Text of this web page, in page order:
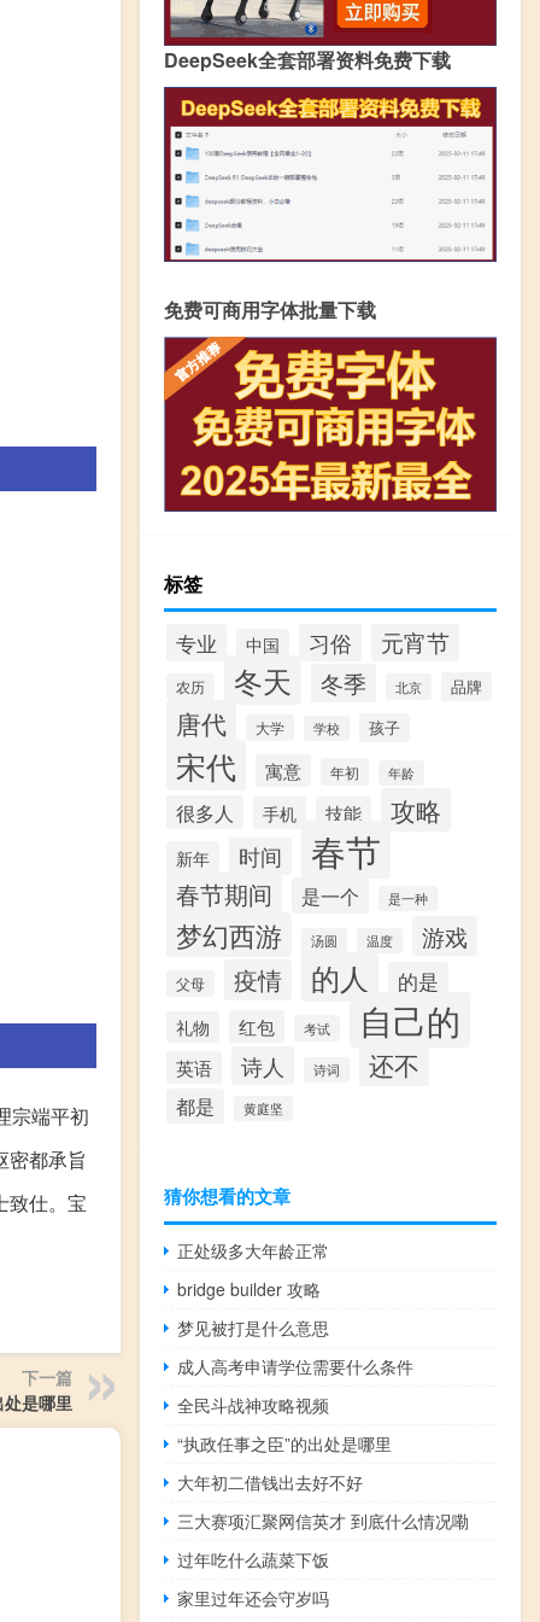
宗端平初
密都承旨
致仕。宝
下一篇
是哪里
DeepSeek全套部署资料免费下载
免费可商用字体批量下载
标签
专业 中国 习俗 元宵节
农历 冬天 冬季 北京 品牌
唐代 大学 学校 孩子
宋代 寓意 年初 年龄
很多人 手机 技能 攻略
新年 时间 春节
春节期间 是一个 是一种
梦幻西游 汤圆 温度 游戏
父母 疫情 的人 的是
礼物 红包 考试 自己的
英语 诗人 诗词 还不
都是 黄庭坚
猜你想看的文章
正处级多大年龄正常
bridge builder 攻略
梦见被打是什么意思
成人高考申请学位需要什么条件
全民斗战神攻略视频
“执政任事之臣”的出处是哪里
大年初二借钱出去好不好
三大赛项汇聚网信英才 到底什么情况嘞
过年吃什么蔬菜下饭
家里过年还会守岁吗